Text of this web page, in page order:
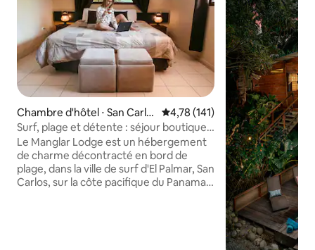
Chambre d'hôtel ⋅ San Carlo
s
Évaluation moyenne sur la
4,78 (141)
Surf, plage et détente : séjour boutique à
I Manglar Lodge
Le Manglar Lodge est un hébergement
de charme décontracté en bord de
plage, dans la ville de surf d'El Palmar, San
Carlos, sur la côte pacifique du Panama.